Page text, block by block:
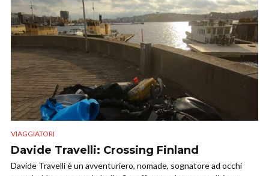
VIAGGIATORI
Davide Travelli: Crossing Finland
Davide Travelli è un avventuriero, nomade, sognatore ad occhi